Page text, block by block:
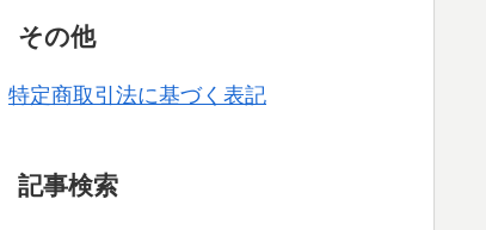
その他
特定商取引法に基づく表記
記事検索